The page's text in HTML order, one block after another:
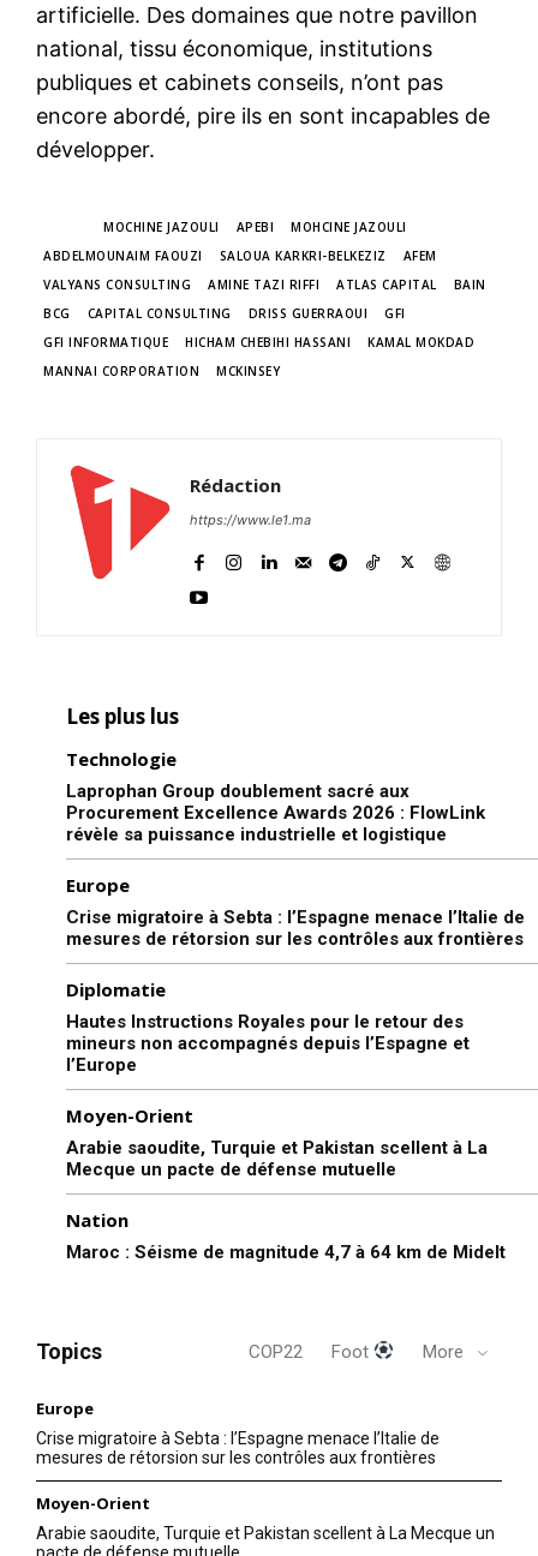
artificielle. Des domaines que notre pavillon
national, tissu économique, institutions
publiques et cabinets conseils, n’ont pas
encore abordé, pire ils en sont incapables de
développer.
MOCHINE JAZOULI APEBI
MOHCINE JAZOULI
ABDELMOUNAIM FAOUZI
SALOUA KARKRI-BELKEZIZ
AFEM
VALYANS CONSULTING
AMINE TAZI RIFFI ATLAS CAPITAL
BAIN
BCG
CAPITAL CONSULTING DRISS GUERRAOUI
GFI
GFI INFORMATIQUE
HICHAM CHEBIHI HASSANI
KAMAL MOKDAD
MANNAI CORPORATION
MCKINSEY
Rédaction
https://www.le1.ma
Les plus lus
Technologie
Laprophan Group doublement sacré aux
Procurement Excellence Awards 2026 : FlowLink
révèle sa puissance industrielle et logistique
Europe
Crise migratoire à Sebta : l’Espagne menace l’Italie de
mesures de rétorsion sur les contrôles aux frontières
Diplomatie
Hautes Instructions Royales pour le retour des
mineurs non accompagnés depuis l’Espagne et
l’Europe
Moyen-Orient
Arabie saoudite, Turquie et Pakistan scellent à La
Mecque un pacte de défense mutuelle
Nation
Maroc : Séisme de magnitude 4,7 à 64 km de Midelt
Topics COP22 Foot More
Europe
Crise migratoire à Sebta : l’Espagne menace l’Italie de
mesures de rétorsion sur les contrôles aux frontières
Moyen-Orient
Arabie saoudite, Turquie et Pakistan scellent à La Mecque un
pacte de défense mutuelle